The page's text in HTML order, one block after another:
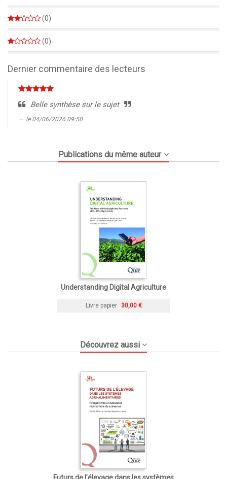
(0)
(0)
Dernier commentaire des lecteurs
Belle synthèse sur le sujet
le 04/06/2026 09:50
Publications du même auteur
Understanding Digital Agriculture
Livre papier 30,00 €
Découvrez aussi